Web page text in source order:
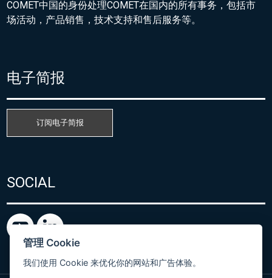
COMET中国的身份处理COMET在国内的所有事务，包括市
场活动，产品销售，技术支持和售后服务等。
电子简报
订阅电子简报
SOCIAL
管理 Cookie
我们使用 Cookie 来优化你的网站和广告体验。